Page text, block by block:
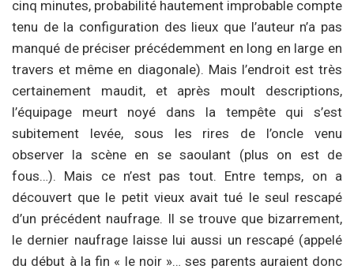
cinq minutes, probabilité hautement improbable compte
tenu de la configuration des lieux que l’auteur n’a pas
manqué de préciser précédemment en long en large en
travers et même en diagonale). Mais l’endroit est très
certainement maudit, et après moult descriptions,
l’équipage meurt noyé dans la tempête qui s’est
subitement levée, sous les rires de l’oncle venu
observer la scène en se saoulant (plus on est de
fous…). Mais ce n’est pas tout. Entre temps, on a
découvert que le petit vieux avait tué le seul rescapé
d’un précédent naufrage. Il se trouve que bizarrement,
le dernier naufrage laisse lui aussi un rescapé (appelé
du début à la fin « le noir »… ses parents auraient donc